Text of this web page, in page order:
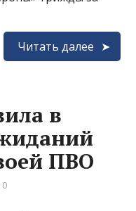
Читать далее
в
ПВО
0